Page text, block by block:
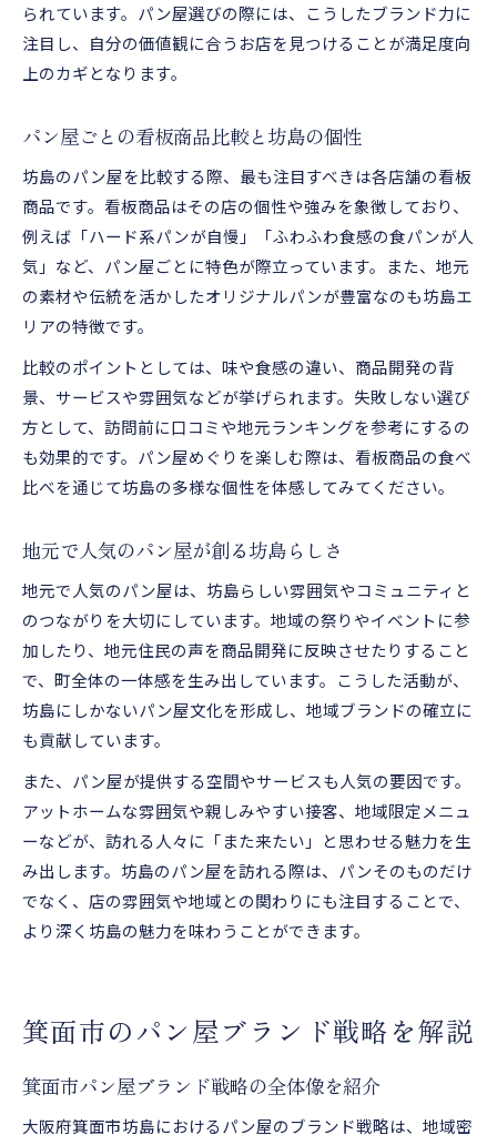
られています。パン屋選びの際には、こうしたブランド力に
注目し、自分の価値観に合うお店を見つけることが満足度向
上のカギとなります。
パン屋ごとの看板商品比較と坊島の個性
坊島のパン屋を比較する際、最も注目すべきは各店舗の看板
商品です。看板商品はその店の個性や強みを象徴しており、
例えば「ハード系パンが自慢」「ふわふわ食感の食パンが人
気」など、パン屋ごとに特色が際立っています。また、地元
の素材や伝統を活かしたオリジナルパンが豊富なのも坊島エ
リアの特徴です。
比較のポイントとしては、味や食感の違い、商品開発の背
景、サービスや雰囲気などが挙げられます。失敗しない選び
方として、訪問前に口コミや地元ランキングを参考にするの
も効果的です。パン屋めぐりを楽しむ際は、看板商品の食べ
比べを通じて坊島の多様な個性を体感してみてください。
地元で人気のパン屋が創る坊島らしさ
地元で人気のパン屋は、坊島らしい雰囲気やコミュニティと
のつながりを大切にしています。地域の祭りやイベントに参
加したり、地元住民の声を商品開発に反映させたりすること
で、町全体の一体感を生み出しています。こうした活動が、
坊島にしかないパン屋文化を形成し、地域ブランドの確立に
も貢献しています。
また、パン屋が提供する空間やサービスも人気の要因です。
アットホームな雰囲気や親しみやすい接客、地域限定メニュ
ーなどが、訪れる人々に「また来たい」と思わせる魅力を生
み出します。坊島のパン屋を訪れる際は、パンそのものだけ
でなく、店の雰囲気や地域との関わりにも注目することで、
より深く坊島の魅力を味わうことができます。
箕面市のパン屋ブランド戦略を解説
箕面市パン屋ブランド戦略の全体像を紹介
大阪府箕面市坊島におけるパン屋のブランド戦略は、地域密